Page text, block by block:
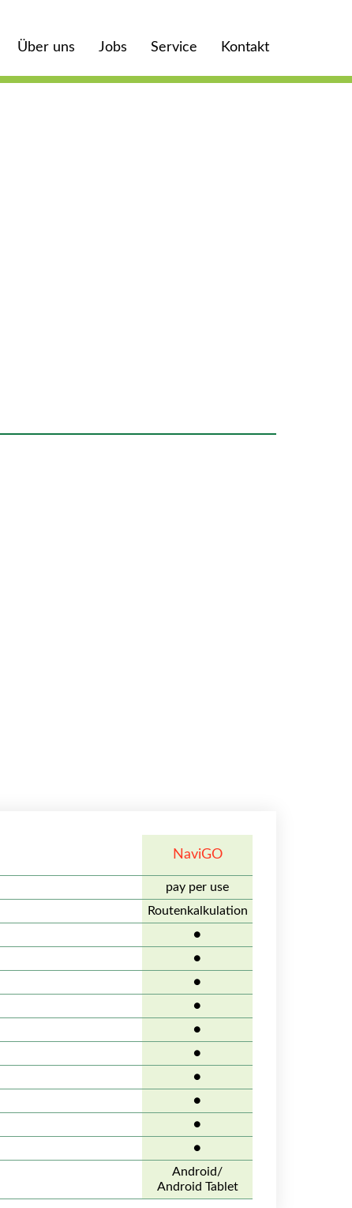
Über uns Jobs Service Kontakt
NaviGO
pay per use
Routenkalkulation
●
●
●
●
●
●
●
●
●
●
Android/
Android Tablet